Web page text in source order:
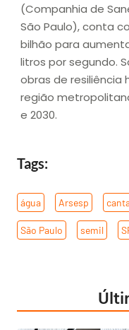
(Companhia de
São Paulo), conta
bilhão para
litros por segundo.
obras de resiliência
região
e 2030.
Tags:
água Arsesp
São Paulo semil